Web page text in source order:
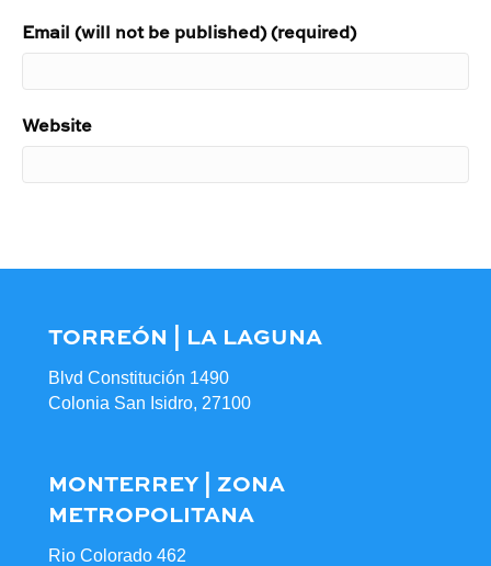
Email (will not be published) (required)
Website
TORREÓN | LA LAGUNA
Blvd Constitución 1490
Colonia San Isidro, 27100
MONTERREY | ZONA
METROPOLITANA
Rio Colorado 462